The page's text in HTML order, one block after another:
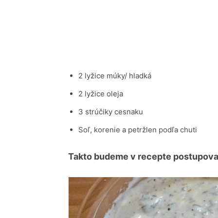
2 lyžice múky/ hladká
2 lyžice oleja
3 strúčiky cesnaku
Soľ, korenie a petržlen podľa chuti
Takto budeme v recepte